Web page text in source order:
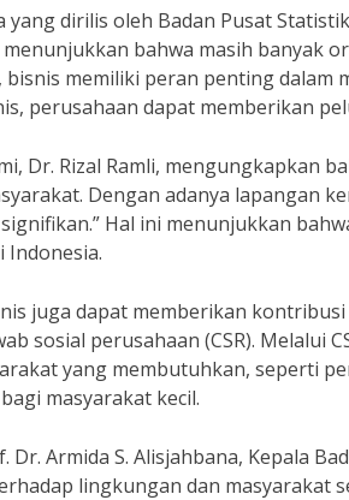
yang dirilis oleh Badan Pusat
bahwa masih banyak
bisnis memiliki peran penting dalam
perusahaan dapat memberikan
Dr. Rizal Ramli, mengungkapkan
Dengan adanya lapangan
Hal ini menunjukkan
Indonesia.
juga dapat memberikan
sosial perusahaan (CSR). Melalui
yang membutuhkan, seperti
masyarakat kecil.
Dr. Armida S. Alisjahbana, Kepala
lingkungan dan masyarakat